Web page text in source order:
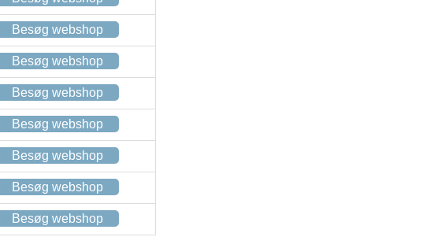
Besøg webshop
Besøg webshop
Besøg webshop
Besøg webshop
Besøg webshop
Besøg webshop
Besøg webshop